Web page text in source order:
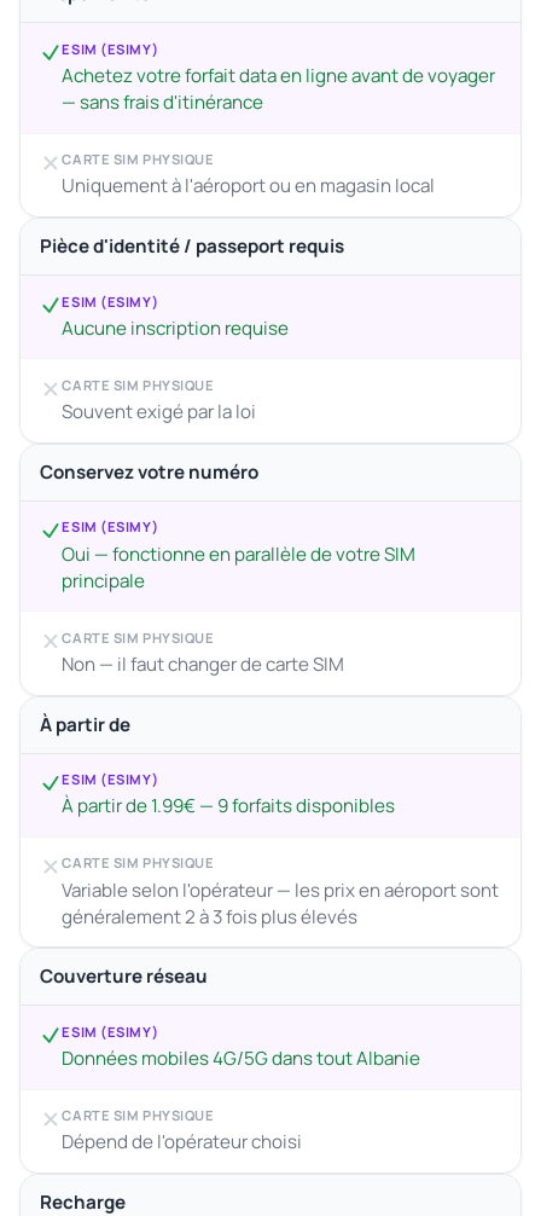
ESIM (ESIMY)
Achetez votre forfait data en ligne avant de voyager
— sans frais d'itinérance
CARTE SIM PHYSIQUE
Uniquement à l'aéroport ou en magasin local
Pièce d'identité / passeport requis
ESIM (ESIMY)
Aucune inscription requise
CARTE SIM PHYSIQUE
Souvent exigé par la loi
Conservez votre numéro
ESIM (ESIMY)
Oui — fonctionne en parallèle de votre SIM
principale
CARTE SIM PHYSIQUE
Non — il faut changer de carte SIM
À partir de
ESIM (ESIMY)
À partir de 1.99€ — 9 forfaits disponibles
CARTE SIM PHYSIQUE
Variable selon l'opérateur — les prix en aéroport sont
généralement 2 à 3 fois plus élevés
Couverture réseau
ESIM (ESIMY)
Données mobiles 4G/5G dans tout Albanie
CARTE SIM PHYSIQUE
Dépend de l'opérateur choisi
Recharge